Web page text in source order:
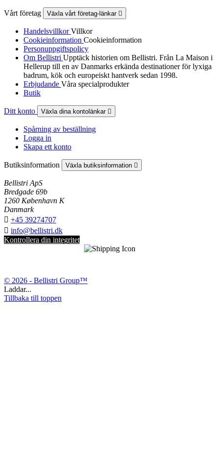
Vårt företag Växla vårt företag-länkar 
HandelsvillkorVillkor
Cookieinformation Cookieinformation
Personuppgiftspolicy
Om Bellistri Upptäck historien om Bellistri. Från La Maison i
Hellerup till en av Danmarks erkända destinationer för lyxiga
badrum, kök och europeiskt hantverk sedan 1998.
Erbjudande Våra specialprodukter
Butik
Ditt konto Växla dina kontolänkar 
Spårning av beställning
Logga in
Skapa ett konto
Butiksinformation Växla butiksinformation 
Bellistri ApS
Bredgade 69b
1260 København K
Danmark
 +45 39274707
 info@bellistri.dk
Kontrollera din integritet
© 2026 - Bellistri Group™
Laddar...
Tillbaka till toppen